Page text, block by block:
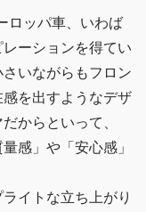
ロッパ車、いわば
レーションを得てい
いながらもフロン
感を出すようなデザ
からといって、
感」や「安心感」
イトな立ち上がり